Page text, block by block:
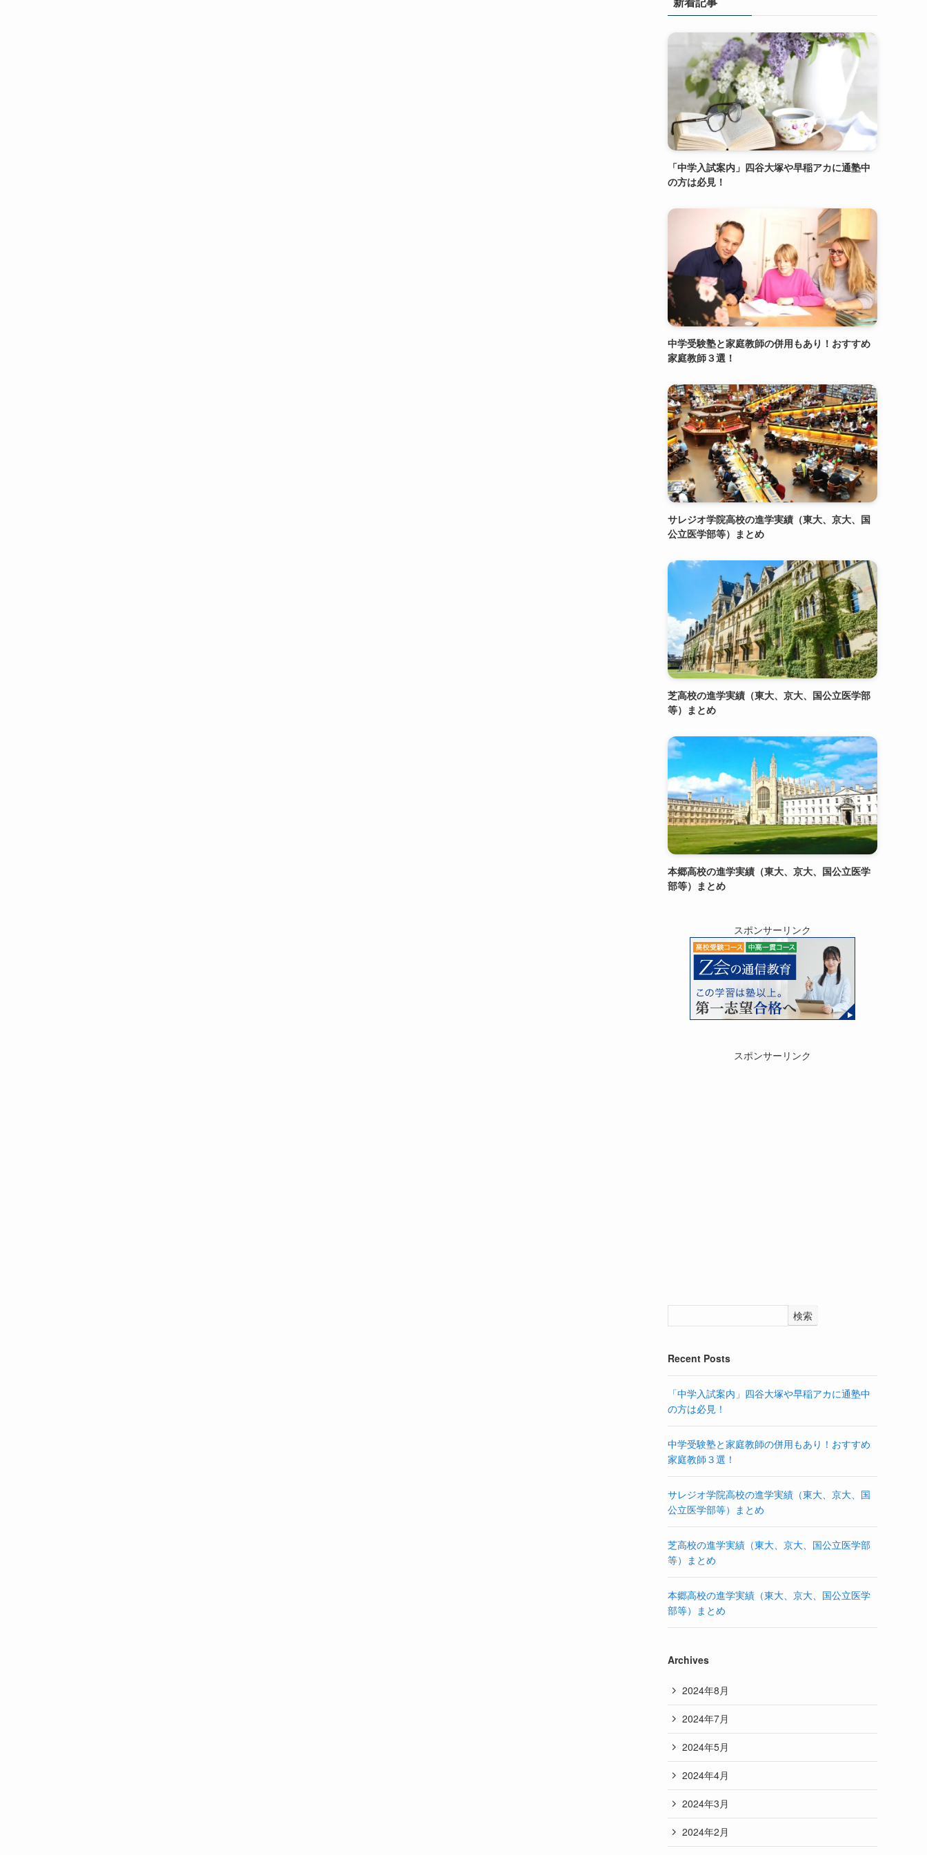
「中学入試案内」四谷大塚や早稲アカに通塾中
の方は必見！
中学受験塾と家庭教師の併用もあり！おすすめ
家庭教師３選！
サレジオ学院高校の進学実績（東大、京大、国
公立医学部等）まとめ
芝高校の進学実績（東大、京大、国公立医学部
等）まとめ
本郷高校の進学実績（東大、京大、国公立医学
部等）まとめ
スポンサーリンク
スポンサーリンク
検索
Recent Posts
「中学入試案内」四谷大塚や早稲アカに通塾中
の方は必見！
中学受験塾と家庭教師の併用もあり！おすすめ
家庭教師３選！
サレジオ学院高校の進学実績（東大、京大、国
公立医学部等）まとめ
芝高校の進学実績（東大、京大、国公立医学部
等）まとめ
本郷高校の進学実績（東大、京大、国公立医学
部等）まとめ
Archives
2024年8月
2024年7月
2024年5月
2024年4月
2024年3月
2024年2月